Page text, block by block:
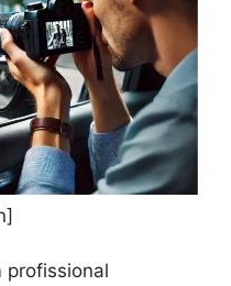
profissional